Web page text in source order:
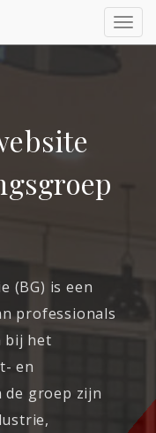
(BG) is een
professionals
bij het
en
de groep zijn